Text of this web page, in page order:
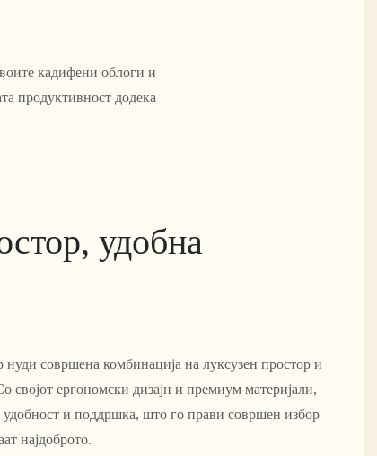
кадифени облоги и
продуктивност додека
удобна
нуди совршена комбинација на луксузен простор и
својот ергономски дизајн и премиум материјали,
удобност и поддршка, што го прави совршен избор
најдоброто.